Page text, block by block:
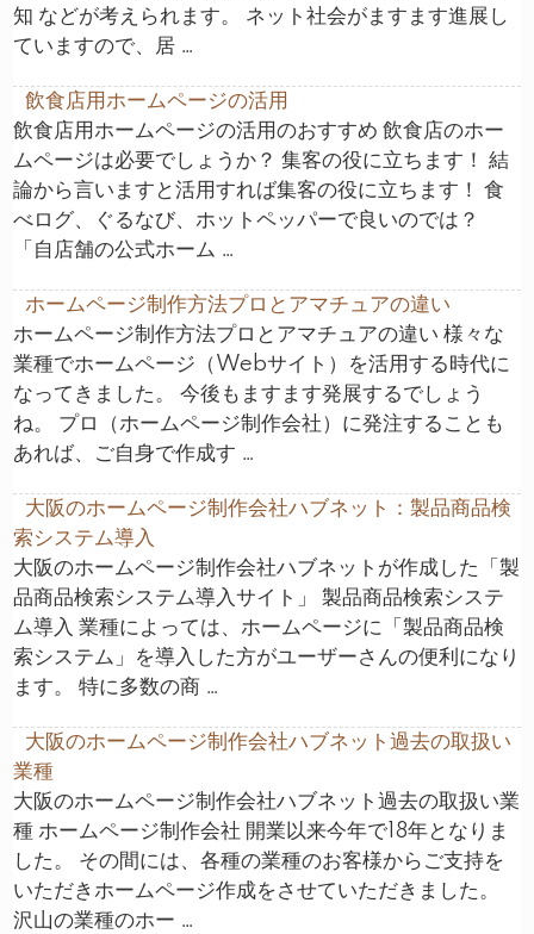
知 などが考えられます。 ネット社会がますます進展し
ていますので、居 …
飲食店用ホームページの活用
飲食店用ホームページの活用のおすすめ 飲食店のホー
ムページは必要でしょうか？ 集客の役に立ちます！ 結
論から言いますと活用すれば集客の役に立ちます！ 食
べログ、ぐるなび、ホットペッパーで良いのでは？
「自店舗の公式ホーム …
ホームページ制作方法プロとアマチュアの違い
ホームページ制作方法プロとアマチュアの違い 様々な
業種でホームページ（Webサイト）を活用する時代に
なってきました。 今後もますます発展するでしょう
ね。 プロ（ホームページ制作会社）に発注することも
あれば、ご自身で作成す …
大阪のホームページ制作会社ハブネット：製品商品検
索システム導入
大阪のホームページ制作会社ハブネットが作成した「製
品商品検索システム導入サイト」 製品商品検索システ
ム導入 業種によっては、ホームページに「製品商品検
索システム」を導入した方がユーザーさんの便利になり
ます。 特に多数の商 …
大阪のホームページ制作会社ハブネット過去の取扱い
業種
大阪のホームページ制作会社ハブネット過去の取扱い業
種 ホームページ制作会社 開業以来今年で18年となりま
した。 その間には、各種の業種のお客様からご支持を
いただきホームページ作成をさせていただきました。
沢山の業種のホー …